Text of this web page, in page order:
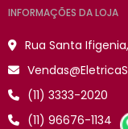
INFORMAÇÕES DA LOJA
Rua Santa
(11) 3333-2020
(11) 96676-1134